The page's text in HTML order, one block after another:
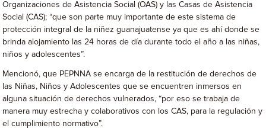
Organizaciones de Asistencia Social (OAS) y las Casas de Asistencia
Social (CAS); “que son parte muy importante de este sistema de
protección integral de la niñez guanajuatense ya que es ahí donde se
brinda alojamiento las 24 horas de día durante todo el año a las niñas,
niños y adolescentes”.
Mencionó, que PEPNNA se encarga de la restitución de derechos de
las Niñas, Niños y Adolescentes que se encuentren inmersos en
alguna situación de derechos vulnerados, “por eso se trabaja de
manera muy estrecha y colaborativos con los CAS, para la regulación y
el cumplimiento normativo”.